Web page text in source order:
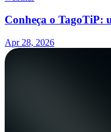
Conheça o TagoTiP:
Apr 28, 2026